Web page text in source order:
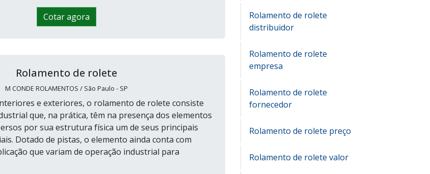
Cotar agora
Rolamento de rolete
M CONDE ROLAMENTOS / São Paulo - SP
e exteriores, o rolamento de rolete consiste
que, na prática, têm na presença dos elementos
por sua estrutura física um de seus principais
Dotado de pistas, o elemento ainda conta com
que variam de operação industrial para
Rolamento de rolete
distribuidor
Rolamento de rolete
empresa
Rolamento de rolete
fornecedor
Rolamento de rolete preço
Rolamento de rolete valor